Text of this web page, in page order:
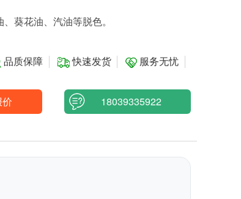
葵花油、汽油等脱色。
品质保障 快速发货 服务无忧
18039335922